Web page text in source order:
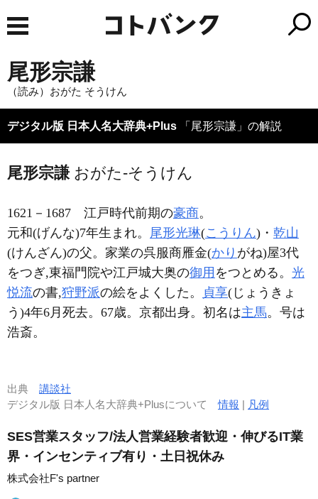
尾形宗謙
（読み）おがた そうけん
デジタル版 日本人名大辞典+Plus 「尾形宗謙」の解説
尾形宗謙 おがた-そうけん
1621－1687 江戸時代前期の豪商。
元和(げんな)7年生まれ。 尾形光琳(こうりん)・ 乾山
(けんざん)の父。家業の呉服商雁金(かり がね)屋3代
をつぎ,東福門院や江戸城大奥の御用 をつとめる。 光
悦流の書,狩野派の絵をよくした。 貞享(じょうきょ
う)4年6月死去。67歳。京都出身。初名は主馬。号は
浩斎。
出典 講談社
デジタル版 日本人名大辞典+Plusについて情報 | 凡例
SES営業スタッフ/法人営業経験者歓迎・伸びるIT業
界・インセンティブ有り・土日祝休み
株式会社F's partner